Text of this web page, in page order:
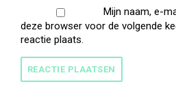
Mijn naam, e-
deze browser voor de volgende
reactie plaats.